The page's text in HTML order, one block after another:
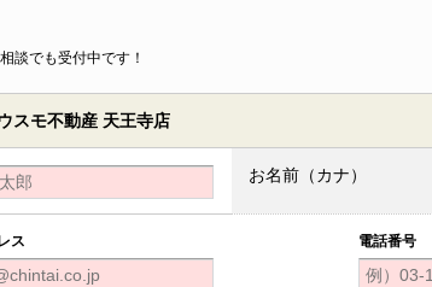
談でも受付中です！
スモ不動産 天王寺店
お名前（カナ）
ス 電話番号